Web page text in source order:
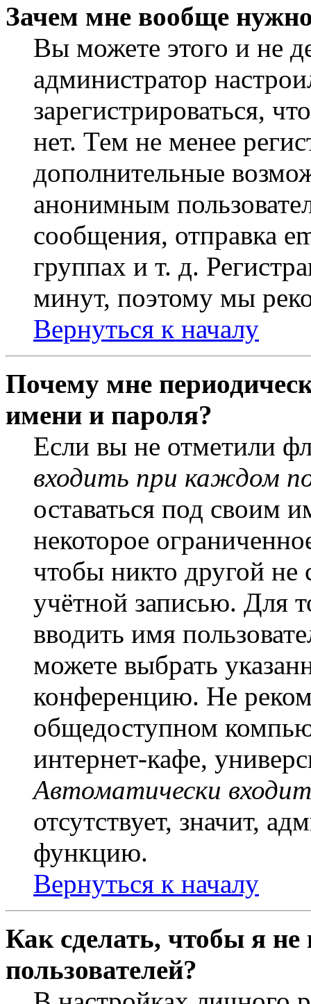
Зачем мне вообще
Вы можете этого и не
администратор
зарегистрироваться,
нет. Тем не менее
дополнительные
анонимным
сообщения, отправка
группах и т. д.
минут, поэтому мы
Вернуться к началу
Почему мне
имени и пароля?
Если вы не отметили
входить при каждом
оставаться под своим
некоторое
чтобы никто другой не
учётной записью. Для
вводить имя
можете выбрать
конференцию. Не
общедоступном
интернет-кафе,
Автоматически
отсутствует, значит,
функцию.
Вернуться к началу
Как сделать, чтобы я
пользователей?